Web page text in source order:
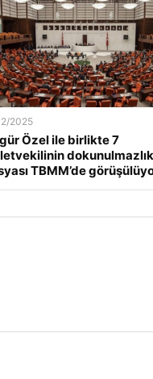
2025
Özel ile birlikte 7
dokunulmazlık
TBMM’de